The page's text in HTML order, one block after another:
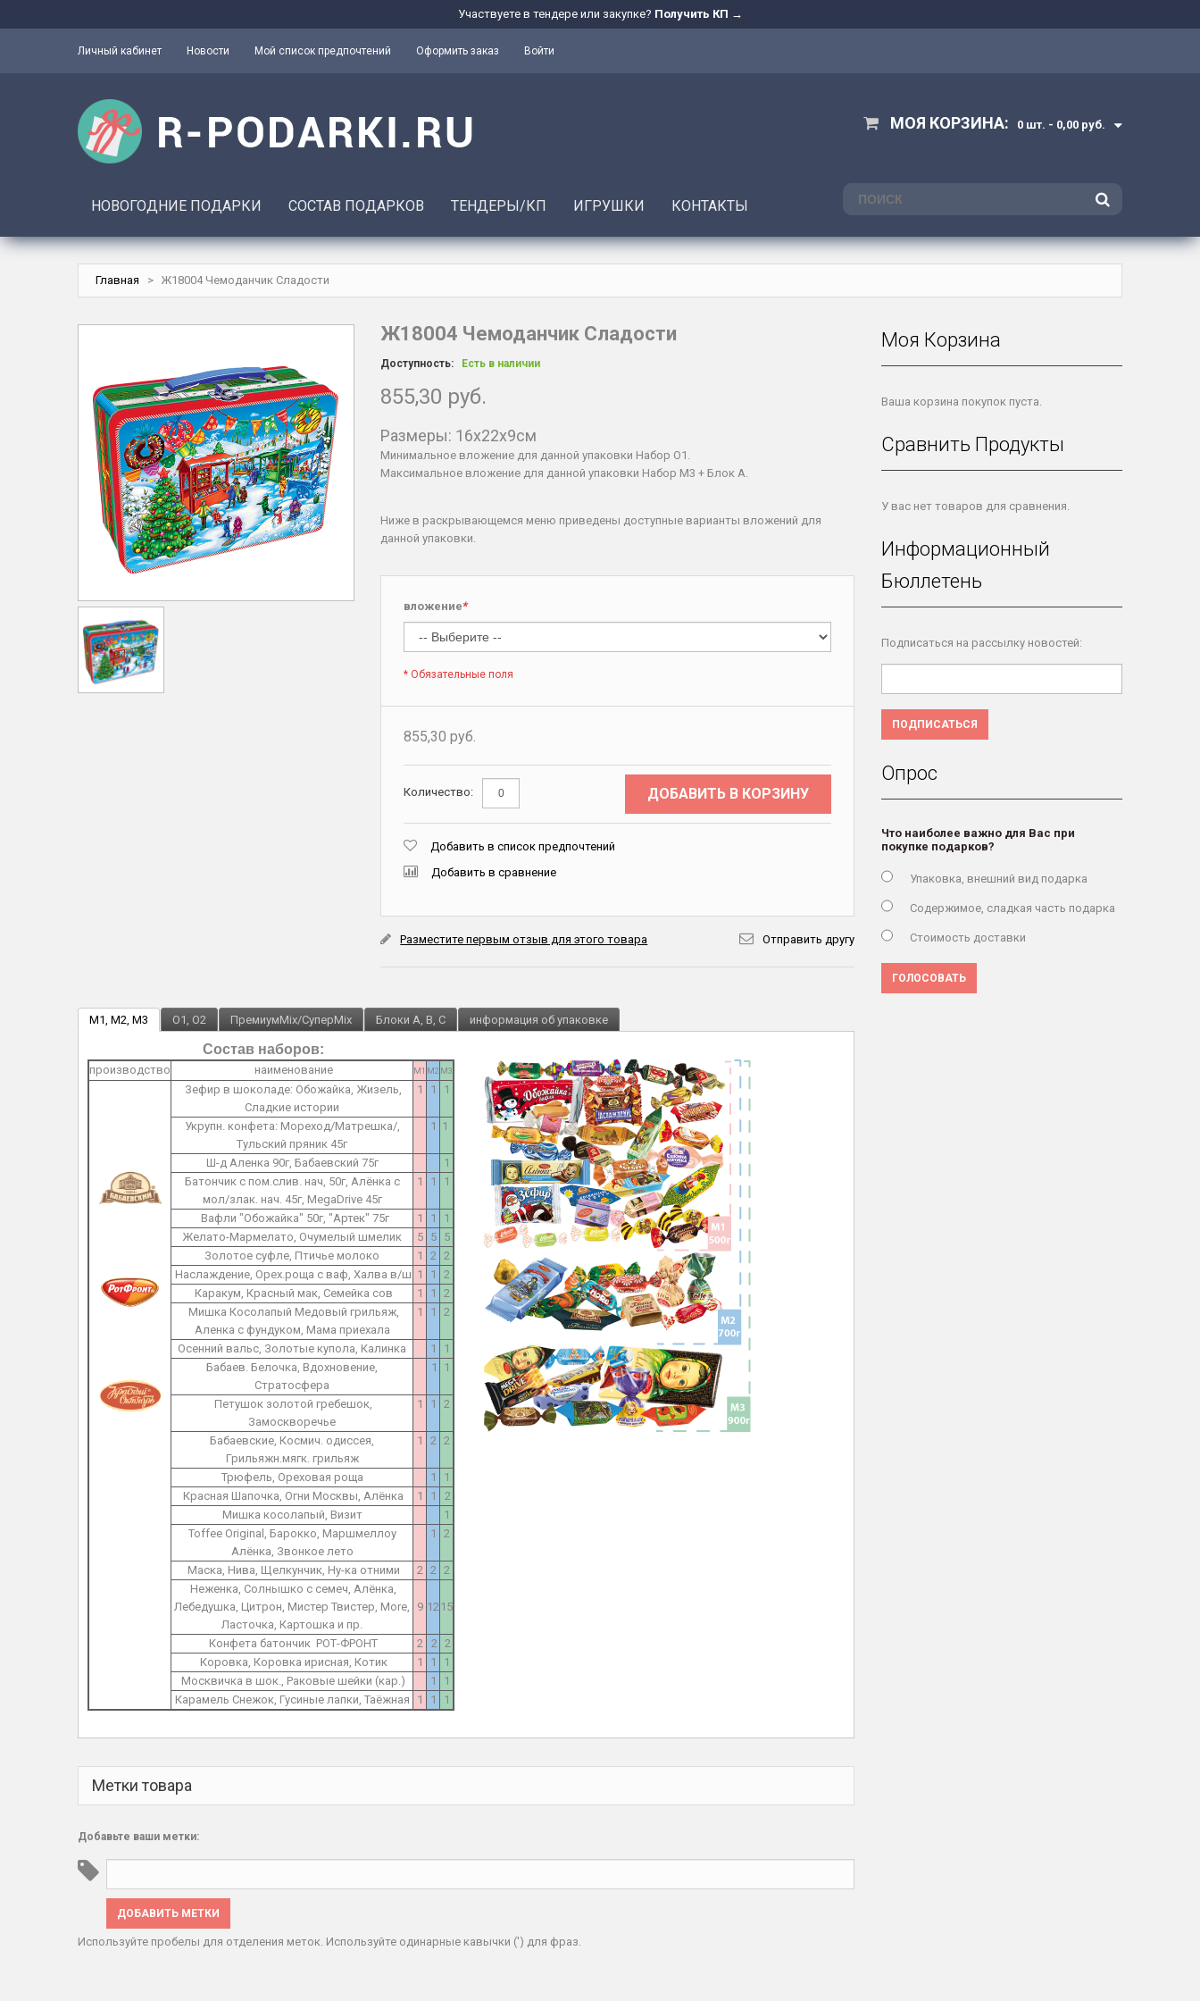
Участвуете в тендере или закупке? Получить КП →
Личный кабинет Новости Мой список предпочтений Оформить заказ Войти
МОЯ КОРЗИНА: 0 шт. - 0,00 руб.
ПОИСК
НОВОГОДНИЕ ПОДАРКИ СОСТАВ ПОДАРКОВ ТЕНДЕРЫ/КП ИГРУШКИ КОНТАКТЫ
Главная > Ж18004 Чемоданчик Сладости
Ж18004 Чемоданчик Сладости
Доступность: Есть в наличии
855,30 руб.
Размеры: 16x22x9см
Минимальное вложение для данной упаковки Набор O1.
Максимальное вложение для данной упаковки Набор М3 + Блок А.
Ниже в раскрывающемся меню приведены доступные варианты вложений для
данной упаковки.
*
вложение
* Обязательные поля
855,30 руб.
Количество: ДОБАВИТЬ В КОРЗИНУ
Добавить в список предпочтений
Добавить в сравнение
Разместите первым отзыв для этого товара Отправить другу
M1, M2, M3 O1, O2 ПремиумMix/СуперMix Блоки A, B, C информация об упаковке
Состав наборов:
производство наименование M1 M2 M3
Зефир в шоколаде: Обожайка, Жизель,
Сладкие истории
1 1 1
Укрупн. конфета: Мореход/Матрешка/,
Тульский пряник 45г
1 1
Ш-д Аленка 90г, Бабаевский 75г
1
Батончик с пом.слив. нач, 50г, Алёнка с
мол/злак. нач. 45г, MegaDrive 45г
1 1 1
Вафли "Обожайка" 50г, "Артек" 75г 1 1
1
Желато-Мармелато, Очумелый шмелик
5 5
5
Золотое суфле, Птичье молоко
1 2 2
Наслаждение, Орех.роща с ваф, Халва в/ш 1 1
2
Каракум, Красный мак, Семейка сов
1 1
2
Мишка Косолапый Медовый грильяж,
Аленка с фундуком, Мама приехала
1 1 2
Осенний вальс, Золотые купола, Калинка 1
1
Бабаев. Белочка, Вдохновение,
Стратосфера
1 1
Петушок золотой гребешок,
Замоскворечье
1 1 2
Бабаевские, Космич. одиссея,
Грильяжн.мягк. грильяж
1 2 2
Трюфель, Ореховая роща 1
1
Красная Шапочка, Огни Москвы, Алёнка
1 1
2
Мишка косолапый, Визит
1
Toffee Original, Барокко, Маршмеллоу
Алёнка, Звонкое лето
1 2
Маска, Нива, Щелкунчик, Ну-ка отними 2 2 2
Неженка, Солнышко с семеч, Алёнка,
Лебедушка, Цитрон, Мистер Твистер, More,
Ласточка, Картошка и пр.
9 1215
Конфета батончик РОТ-ФРОНТ 2 2 2
Коровка, Коровка ирисная, Котик
1 1
1
Москвичка в шок., Раковые шейки (кар.)
1
1
Карамель Снежок, Гусиные лапки, Таёжная
1 1 1
Метки товара
Добавьте ваши метки:
ДОБАВИТЬ МЕТКИ
Используйте пробелы для отделения меток. Используйте одинарные кавычки (') для фраз.
Моя Корзина
Ваша корзина покупок пуста.
Сравнить Продукты
У вас нет товаров для сравнения.
Информационный
Бюллетень
Подписаться на рассылку новостей:
ПОДПИСАТЬСЯ
Опрос
Что наиболее важно для Вас при
покупке подарков?
Упаковка, внешний вид подарка
Содержимое, сладкая часть подарка
Стоимость доставки
ГОЛОСОВАТЬ